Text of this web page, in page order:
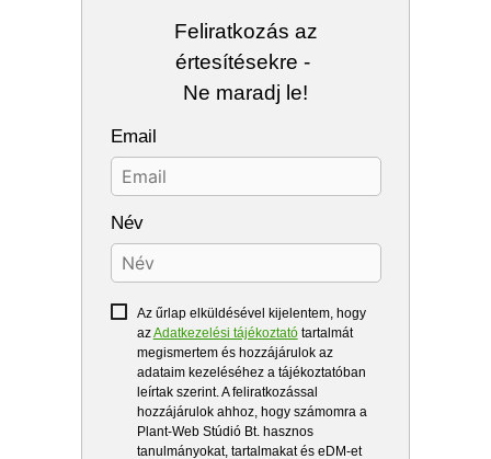
Feliratkozás az
értesítésekre -
Ne maradj le!
Email
Név
Az űrlap elküldésével kijelentem, hogy
azAdatkezelési tájékoztatótartalmát
megismertem és hozzájárulok az
adataim kezeléséhez a tájékoztatóban
leírtak szerint. A feliratkozással
hozzájárulok ahhoz, hogy számomra a
Plant-Web Stúdió Bt. hasznos
tanulmányokat, tartalmakat és eDM-et